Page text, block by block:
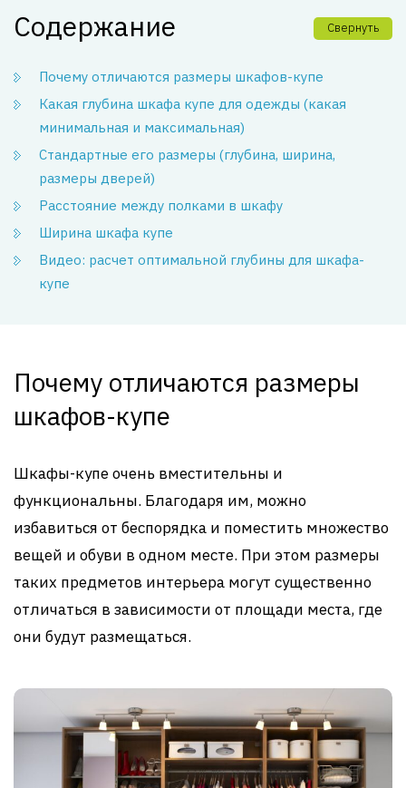
Содержание Свернуть
Почему отличаются размеры шкафов-купе
Какая глубина шкафа купе для одежды (какая
минимальная и максимальная)
Стандартные его размеры (глубина, ширина,
размеры дверей)
Расстояние между полками в шкафу
Ширина шкафа купе
Видео: расчет оптимальной глубины для шкафа-
купе
Почему отличаются размеры
шкафов-купе
Шкафы-купе очень вместительны и
функциональны. Благодаря им, можно
избавиться от беспорядка и поместить множество
вещей и обуви в одном месте. При этом размеры
таких предметов интерьера могут существенно
отличаться в зависимости от площади места, где
они будут размещаться.